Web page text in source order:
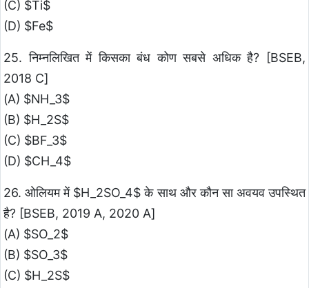
(C) $Ti$
(D) $Fe$
25. निम्नलिखित में किसका बंध कोण सबसे अधिक है? [BSEB,
2018 C]
(A) $NH_3$
(B) $H_2S$
(C) $BF_3$
(D) $CH_4$
26. ओलियम में $H_2SO_4$ के साथ और कौन सा अवयव उपस्थित
है? [BSEB, 2019 A, 2020 A]
(A) $SO_2$
(B) $SO_3$
(C) $H_2S$